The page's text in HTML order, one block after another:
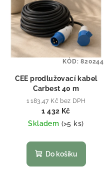
CEE prodlužovací kabel
Carbest 40 m
1 183,47 Kč bez DPH
1 432 Kč
Skladem (>5 ks)
Do košíku
KÓD:820244